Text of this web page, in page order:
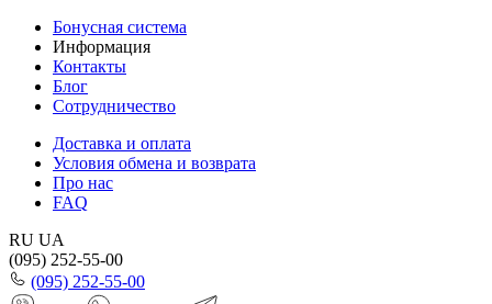
Бонусная система
Информация
Контакты
Блог
Сотрудничество
Доставка и оплата
Условия обмена и возврата
Про нас
FAQ
RU UA
(095) 252-55-00
(095) 252-55-00